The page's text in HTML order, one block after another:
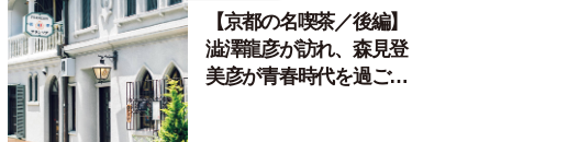
【京都の名喫茶／後編】
澁澤龍彦が訪れ、森見登
美彦が青春時代を過ごし